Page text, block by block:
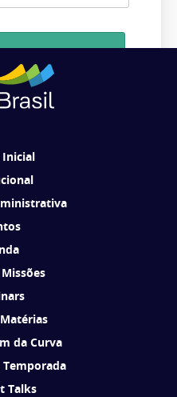
comunicações da ADIT
Inicial
da Curva
Talks